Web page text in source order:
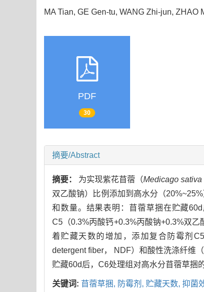
MA Tian, GE Gen-tu, WANG Zhi-jun,
PDF
30
摘要/Abstract
摘要： 为实现紫花苜蓿（Medicago sativa
双乙酸钠）比例添加到高水分（
和数量。结果表明：苜蓿草捆在贮藏
C5（0.3%丙酸钙+0.3%丙酸钠+0.3%双
着贮藏天数的增加，添加复合防霉剂
detergent fiber， NDF）和酸性洗涤纤维
贮藏60d后，C6处理组对高水分苜蓿草捆
关键词: 苜蓿草捆, 防霉剂, 贮藏天数, 抑菌